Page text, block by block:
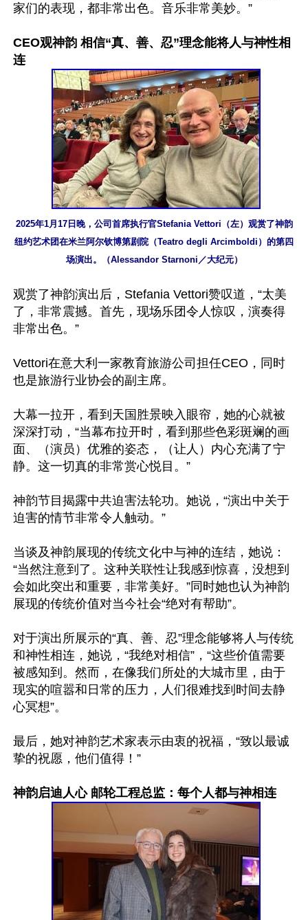
家们的表现，都非常出色。音乐非常美妙。”
CEO观神韵 相信“真、善、忍”理念能将人与神性相
连
2025年1月17日晚，公司首席执行官Stefania Vettori（左）观赏了神韵
纽约艺术团在米兰阿尔钦博第剧院（Teatro degli Arcimboldi）的第四
场演出。（Alessandor Starnoni／大纪元）
观赏了神韵演出后，Stefania Vettori赞叹道，“太美
了，非常震撼。首先，现场乐团令人惊叹，演奏得
非常出色。”
Vettori在意大利一家教育旅游公司担任CEO，同时
也是旅游行业协会的副主席。
大幕一拉开，看到天国胜景映入眼帘，她的心就被
深深打动，“当幕布拉开时，看到那些色彩斑斓的画
面、（演员）优雅的姿态，（让人）内心充满了宁
静。这一切真的非常赏心悦目。”
神韵节目揭露中共迫害法轮功。她说，“演出中关于
迫害的情节非常令人触动。”
当谈及神韵展现的传统文化中与神的连结，她说：
“当然注意到了。这种关联性让我感到惊喜，没想到
会如此突出和重要，非常美好。”同时她也认为神韵
展现的传统价值对当今社会“绝对有帮助”。
对于演出所展示的“真、善、忍”理念能够将人与传统
和神性相连，她说，“我绝对相信”，“这些价值需要
被感知到。然而，在像我们所处的大城市里，由于
现实的喧嚣和日常的压力，人们很难找到时间去静
心冥想”。
最后，她对神韵艺术家表示由衷的祝福，“致以最诚
挚的祝愿，他们值得！”
神韵启迪人心 邮轮工程总监：每个人都与神相连